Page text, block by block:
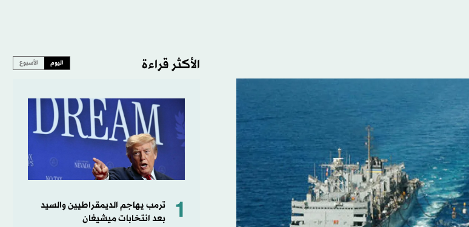
الأكثر قراءة اليوم الأسبوع
1
ترمب يهاجم الديمقراطيين والسيد
بعد انتخابات ميشيغان